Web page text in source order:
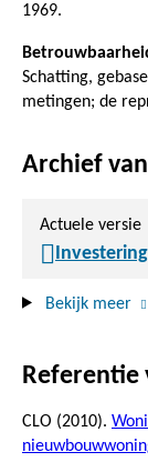
1969.
Schatting,
metingen; de
Archief
Actuele versie
Bekijk meer
Referentie
CLO (2010).